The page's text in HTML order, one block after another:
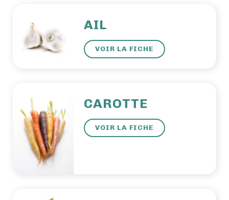
AIL
VOIR LA FICHE
CAROTTE
VOIR LA FICHE